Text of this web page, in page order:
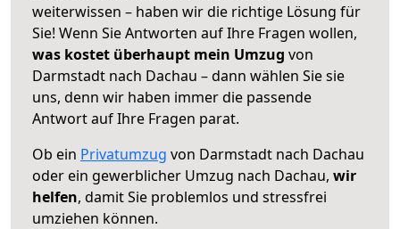
weiterwissen – haben wir die richtige Lösung für
Sie! Wenn Sie Antworten auf Ihre Fragen wollen,
was kostet überhaupt mein Umzug von
Darmstadt nach Dachau – dann wählen Sie sie
uns, denn wir haben immer die passende
Antwort auf Ihre Fragen parat.
Ob ein Privatumzug von Darmstadt nach Dachau
oder ein gewerblicher Umzug nach Dachau, wir
helfen, damit Sie problemlos und stressfrei
umziehen können.